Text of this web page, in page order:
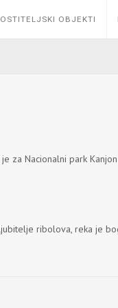
OBJEKTI
Nacionalni park
ribolova, reka je